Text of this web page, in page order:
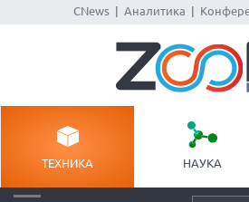
CNews| Аналитика
ТЕХНИКА НАУКА